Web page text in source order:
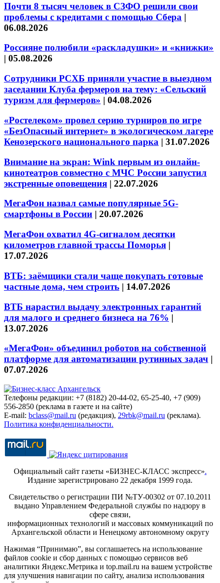
Почти 8 тысяч человек в СЗФО решили свои
проблемы с кредитами с помощью Сбера |
06.08.2026
Россияне полюбили «раскладушки» и «книжки»
| 05.08.2026
Сотрудники РСХБ приняли участие в выездном
заседании Клуба фермеров на тему: «Сельский
туризм для фермеров» | 04.08.2026
«Ростелеком» провел серию турниров по игре
«БезОпасный интернет» в экологическом лагере
Кенозерского национального парка | 31.07.2026
Внимание на экран: Wink первым из онлайн-
кинотеатров совместно с МЧС России запустил
экстренные оповещения | 22.07.2026
МегаФон назвал самые популярные 5G-
смартфоны в России | 20.07.2026
МегаФон охватил 4G-сигналом десятки
километров главной трассы Поморья |
17.07.2026
ВТБ: заёмщики стали чаще покупать готовые
частные дома, чем строить | 14.07.2026
ВТБ нарастил выдачу электронных гарантий
для малого и среднего бизнеса на 76% |
13.07.2026
«МегаФон» объединил роботов на собственной
платформе для автоматизации рутинных задач |
07.07.2026
Телефоны редакции: +7 (8182) 20-44-02, 65-25-40, +7 (909)
556-2850 (реклама в газете и на сайте)
E-mail: bclass@mail.ru (редакция), 29rbk@mail.ru (реклама).
Политика конфиденциальности.
Официальный сайт газеты «БИЗНЕС-КЛАСС экспресс».
Издание зарегистрировано 22 декабря 1999 года.
Свидетельство о регистрации ПИ №ТУ-00302 от 07.10.2011
выдано Управлением Федеральной службы по надзору в
сфере связи,
информационных технологий и массовых коммуникаций по
Архангельской области и Ненецкому автономному округу
Нажимая “Принимаю”, вы соглашаетесь на использование
файлов cookie и сбор данных с помощью сервисов веб
аналитики Яндекс.Метрика и top.mail.ru на вашем устройстве
для улучшения навигации по сайту, анализа использования